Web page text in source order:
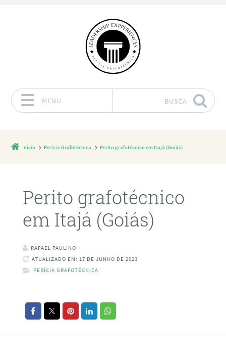
MENU BUSCA
Início Perícia Grafotécnica Perito grafotécnico em Itajá (Goiás)
Perito grafotécnico
em Itajá (Goiás)
RAFAEL PAULINO
ATUALIZADO EM: 17 DE JUNHO DE 2023
PERÍCIA GRAFOTÉCNICA